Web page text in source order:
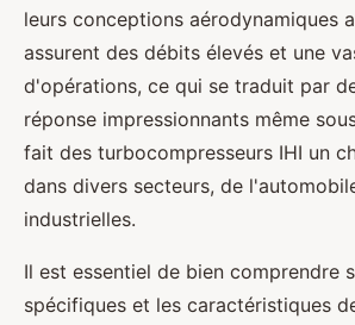
leurs conceptions aérodynamiques
assurent des débits élevés et une
d'opérations, ce qui se traduit par
réponse impressionnants même
fait des turbocompresseurs IHI un
dans divers secteurs, de
industrielles.
Il est essentiel de bien comprendre
spécifiques et les caractéristiques